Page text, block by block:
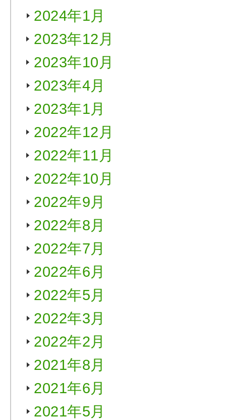
2024年1月
2023年12月
2023年10月
2023年4月
2023年1月
2022年12月
2022年11月
2022年10月
2022年9月
2022年8月
2022年7月
2022年6月
2022年5月
2022年3月
2022年2月
2021年8月
2021年6月
2021年5月